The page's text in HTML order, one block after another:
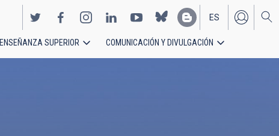
EN
ES
ENSEÑANZA SUPERIOR COMUNICACIÓN Y DIVULGACIÓN